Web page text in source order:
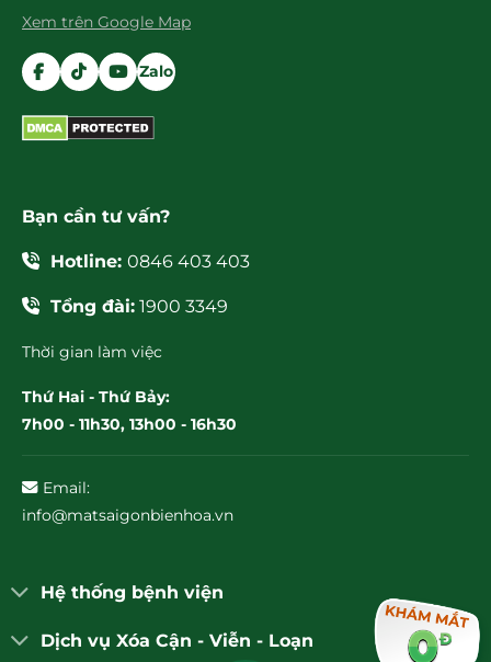
Xem trên Google Map
Zalo
Bạn cần tư vấn?
Hotline: 0846 403 403
Tổng đài: 1900 3349
Thời gian làm việc
Thứ Hai - Thứ Bảy:
7h00 - 11h30, 13h00 - 16h30
Email:
info@matsaigonbienhoa.vn
Hệ thống bệnh viện
Dịch vụ Xóa Cận - Viễn - Loạn